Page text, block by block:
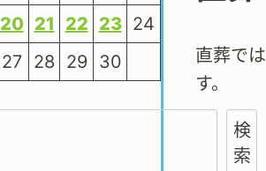
20 21 22 23 24
27 28 29 30
検
索
直葬で
す。